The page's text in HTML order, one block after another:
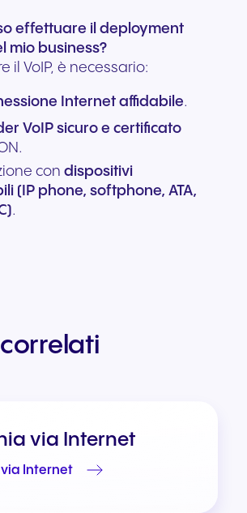
effettuare il deployment
mio business?
il VoIP, è necessario:
Internet affidabile.
VoIP sicuro e certificato
condispositivi
(IP phone, softphone, ATA,
.
via Internet
Internet